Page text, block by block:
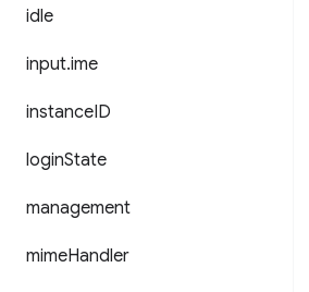
idle
input.ime
instanceID
loginState
management
mimeHandler